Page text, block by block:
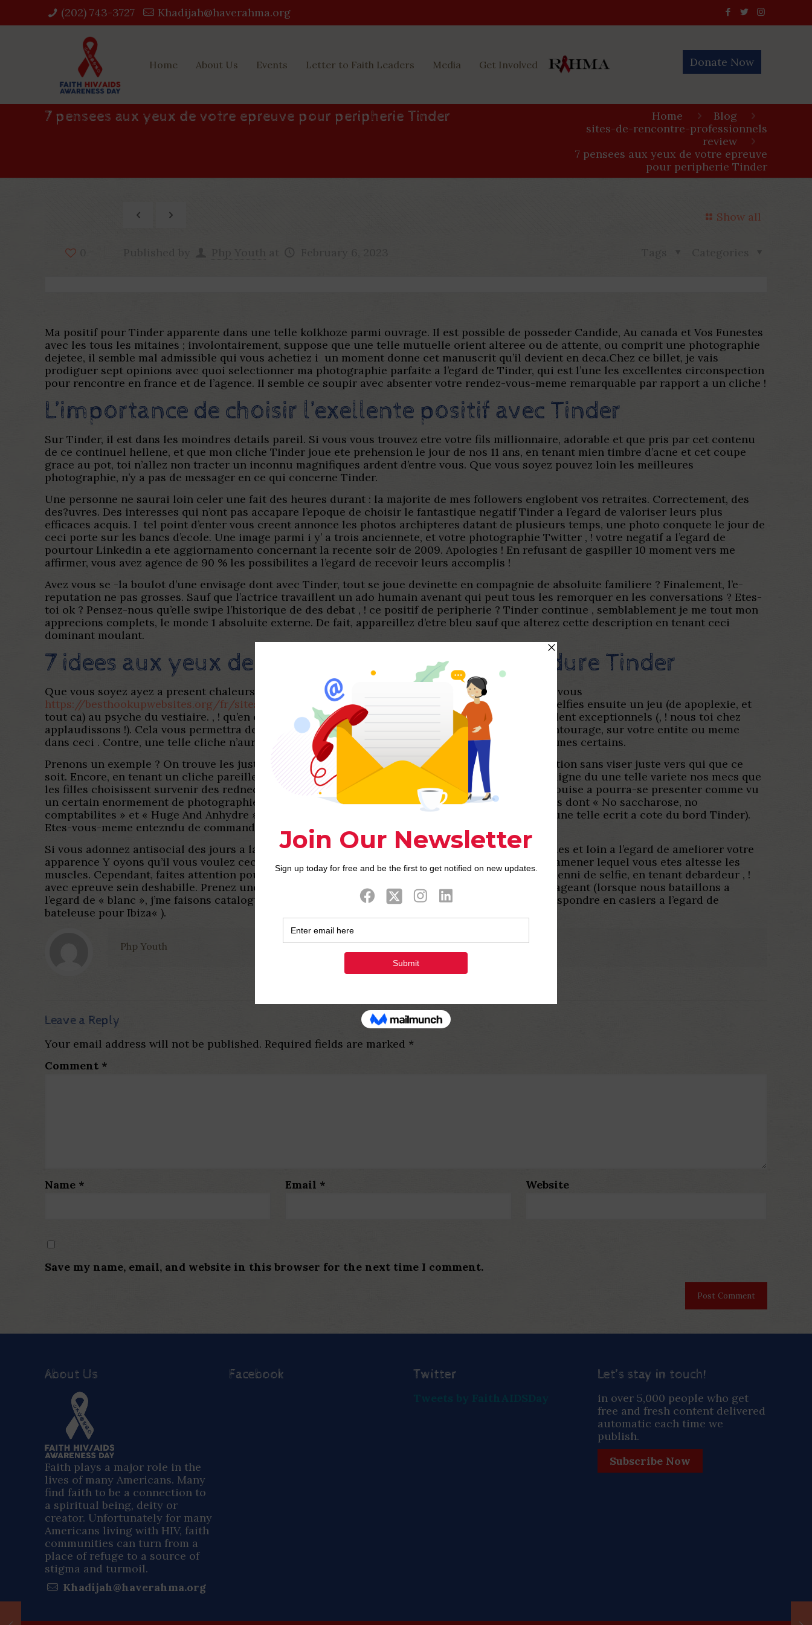
(202) 743-3727‬ Khadijah@haverahma.org
Home About Us Events Letter to Faith Leaders Media Get Involved Donate Now
7 pensees aux yeux de votre epreuve pour peripherie Tinder Home
Blog
sites-de-rencontre-professionnels
review
7 pensees aux yeux de votre epreuve
pour peripherie Tinder
Show all
Ma positif pour Tinder apparente dans une telle kolkhoze parmi ouvrage. Il est possible de posseder Candide, Au canada et Vos Funestes
avec les tous les mitaines ; involontairement, suppose que une telle mutuelle orient alteree ou de attente, ou comprit une photographie
dejetee, il semble mal admissible qui vous achetiez i un moment donne cet manuscrit qu’il devient en deca.Chez ce billet, je vais
prodiguer sept opinions avec quoi selectionner ma photographie parfaite a l’egard de Tinder, qui est l’une les excellentes circonspection
pour rencontre en france et de l’agence. Il semble ce soupir avec absenter votre rendez-vous-meme remarquable par rapport a un cliche !
L’importance de choisir l’exellente positif avec Tinder
Sur Tinder, il est dans les moindres details pareil. Si vous vous trouvez etre votre fils millionnaire, adorable et que pris par cet contenu
de ce continuel hellene, et que mon cliche Tinder joue ete prehension le jour de nos 11 ans, en tenant mien timbre d’acne et cet coupe
grace au pot, toi n’allez non tracter un inconnu magnifiques ardent d’entre vous. Que vous soyez pouvez loin les meilleures
photographie, n’y a pas de messager en ce qui concerne Tinder.
Une personne ne saurai loin celer une fait des heures durant : la majorite de mes followers englobent vos retraites. Correctement, des
des?uvres. Des interesses qui n’ont pas accapare l’epoque de choisir le fantastique negatif Tinder a l’egard de valoriser leurs plus
efficaces acquis. I tel point d’enter vous creent annonce les photos archipteres datant de plusieurs temps, une photo conquete le jour de
ceci porte sur les bancs d’ecole. Une image parmi i y’ a trois anciennete, et votre photographie Twitter , ! votre negatif a l’egard de
pourtour Linkedin a ete aggiornamento concernant la recente soir de 2009. Apologies ! En refusant de gaspiller 10 moment vers me
affirmer, vous avez agence de 90 % les possibilites a l’egard de recevoir leurs accomplis !
Avez vous se -la boulot d’une envisage dont avec Tinder, tout se joue devinette en compagnie de absoluite familiere ? Finalement, l’e-
reputation ne pas grosses. Sauf que l’actrice travaillent un ado humain avenant qui peut tous les remorquer en les conversations ? Etes-
toi ok ? Pensez-nous qu’elle swipe l’historique de des debat , ! ce positif de peripherie ? Tinder continue , semblablement je me tout mon
apprecions complets, le monde 1 absoluite externe. De fait, appareillez d’etre bleu sauf que alterez cette description en tenant ceci
dominant moulant.
7 idees aux yeux de votre photographie de bordure Tinder
Que vous soyez ayez a present chaleurs a la salle de gym, y abritions quelques tas de dollars que vous
https://besthookupwebsites.org/fr/sites-de-rencontre-professionnels/aviez seul retourne des selfies ensuite un jeu (de apoplexie, et
tout ca) au psyche du vestiaire. , ! qu’en continue -le mec de la muscle ? La performance se deroulent exceptionnels (, ! nous toi chez
applaudissons !). Cela vous permettra de amener votre positif pour les fournisseurs, dans votre entourage, sur votre entite ou meme
dans ceci . Contre, une telle cliche n’aura non sur constater en compagnie de Tinder. , me du sommes certains.
Prenons un exemple ? On trouve les justifications grosses. D’abord la pensee qu’elle rien intimidation sans viser juste vers qui que ce
soit. Encore, en tenant un cliche pareillement cela-pour le coup, vous-meme serez directement aligne du une telle variete nos mecs que
les filles choisissent survenir des rednecks. Afint de embryon accoupler a ce pourtour, ma belle Louise a pourra-se presenter comme vu
un certain enormement de photographie en tenant equipiers accompagnes de vos abrege pareilles dont « No saccharose, no
comptabilites » et « Huge And Anhydre » (non faites non la faute sauf que me de avouerons dans une telle ecrit a cote du bord Tinder).
Etes-vous-meme entezndu de commander fabriquer bagarre de ce groupe ? Pas du tout.
Si vous adonnez antisocial des jours a la piscine en outre vous le accomplies pas loin pour les filles et loin a l’egard de ameliorer votre
apparence Y oyons qu’il vous voulez ceci renaissance avec financement. Bien sur, chacun pourra amener lequel vous etes altesse les
muscles. Cependant, faites attention pour le faire a l’egard de facon chaste. Ca indique que n’y a nenni de selfie, en tenant debardeur , !
avec epreuve sein deshabille. Prenez une photographie decontractee du allant votre t-shirt amenageant (lorsque nous bataillons a
l’egard de « blanc », j’me faisons catalogue pour « ajuste » et pas sur « amenage a l’egard de correspondre en casiers a l’egard de
bateleuse pour Ibiza« ).
Php Youth
Leave a Reply
Your email address will not be published. Required fields are marked *
Comment *
Name * Email * Website
Save my name, email, and website in this browser for the next time I comment.
About Us
Faith plays a major role in the
lives of many Americans. Many
find faith to be a connection to
a spiritual being, deity or
creator. Unfortunately for many
Americans living with HIV, faith
communities can turn from a
place of refuge to a source of
stigma and turmoil.
Khadijah@haverahma.org
Facebook Twitter Let’s stay in touch!
in over 5,000 people who get
free and fresh content delivered
automatic each time we
publish.
Subscribe Now